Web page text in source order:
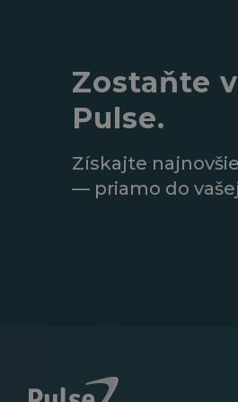
Zostaňte
Pulse.
Získajte
— priamo do